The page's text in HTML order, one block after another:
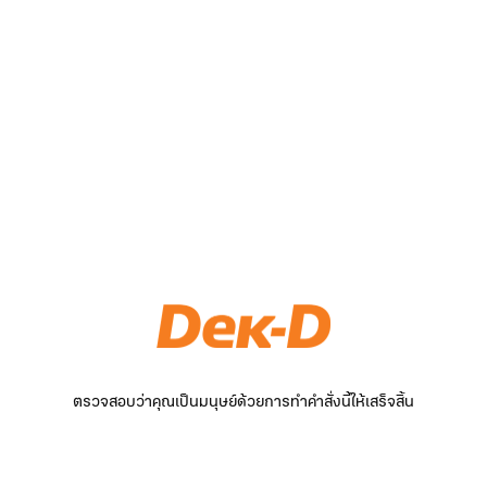
ตรวจสอบว่าคุณเป็นมนุษย์ด้วยการทำคำสั่งนี้ให้เสร็จสิ้น